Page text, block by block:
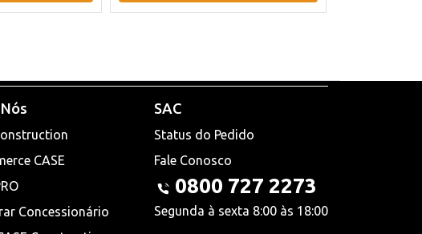
CASE
Concessionário
SAC
Status do Pedido
Fale Conosco
0800 727 2273
Segunda à sexta 8:00 às 18:00